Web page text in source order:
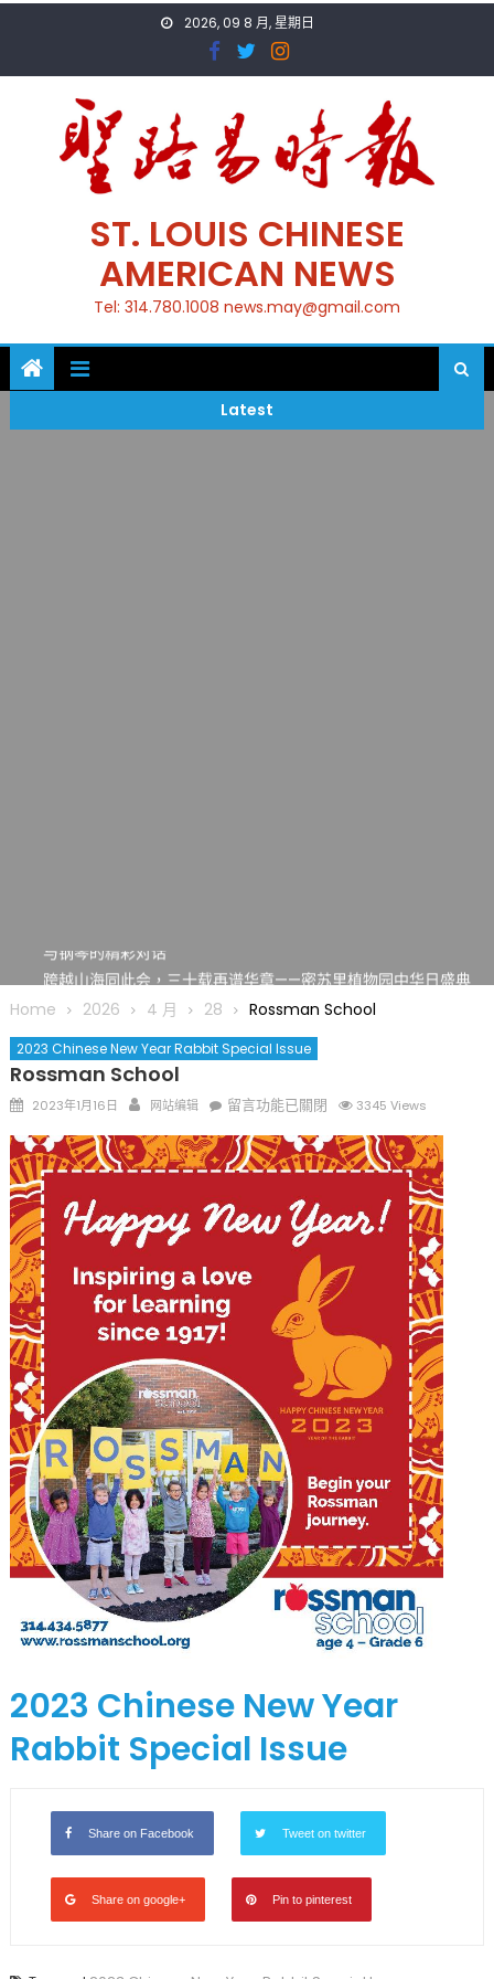
2026, 09 8 月, 星期日
ST. LOUIS CHINESE
AMERICAN NEWS
Tel: 314.780.1008 news.may@gmail.com
Latest
跨越山海同此会，三十载再谱华章——密苏里植物园中华日盛典
圆满举行
趣 + 水上竞速魅力
三十二载跨越时空的相逢
执掌密苏里植物园近四十年 致力推动全球植物多样性研究与中美
合作 Peter Raven 博士逝世 享年89岁
一晃三十年，初夏又相逢。中华日，等你来赴约 —— 密苏里植物
园“中华日三十周年特别报道（五）
筝声与琴韵交汇：刘励(Li Statler)与钢琴家Darek演绎一场古筝
与钢琴的精彩对话
Home 2026 4 月 28 Rossman School
2023 Chinese New Year Rabbit Special Issue
Rossman School
Posted
2023年1月16日 Author
网站编辑
在
School〉
中
留言功能已關閉 3345 Views
2023 Chinese New Year
Rabbit Special Issue
Share on Facebook Tweet on twitter
Share on google+ Pin to pinterest